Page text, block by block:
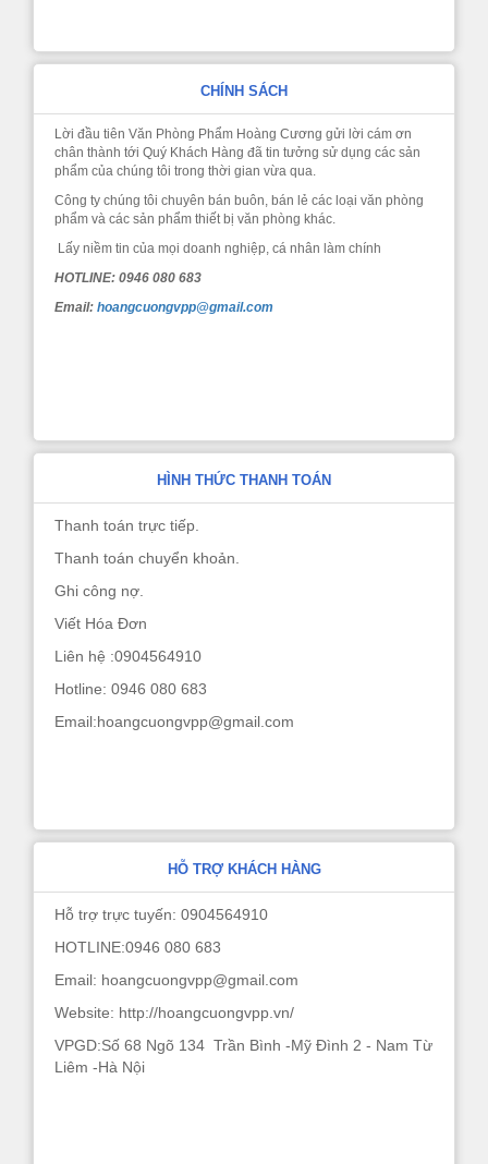
CHÍNH SÁCH
Lời đầu tiên Văn Phòng Phẩm Hoàng Cương gửi lời cám ơn
chân thành tới Quý Khách Hàng đã tin tưởng sử dụng các sản
phẩm của chúng tôi trong thời gian vừa qua.
Công ty chúng tôi chuyên bán buôn, bán lẻ các loại văn phòng
phẩm và các sản phẩm thiết bị văn phòng khác.
Lấy niềm tin của mọi doanh nghiệp, cá nhân làm chính
HOTLINE: 0946 080 683
Email:hoangcuongvpp@gmail.com
HÌNH THỨC THANH TOÁN
Thanh toán trực tiếp.
Thanh toán chuyển khoản.
Ghi công nợ.
Viết Hóa Đơn
Liên hệ :0904564910
Hotline: 0946 080 683
Email:hoangcuongvpp@gmail.com
HỖ TRỢ KHÁCH HÀNG
Hỗ trợ trực tuyến: 0904564910
HOTLINE:0946 080 683
Email: hoangcuongvpp@gmail.com
Website: http://hoangcuongvpp.vn/
VPGD:Số 68 Ngõ 134 Trần Bình -Mỹ Đình 2 - Nam Từ
Liêm -Hà Nội